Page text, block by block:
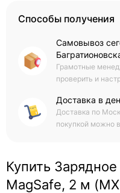
Способы получения
Самовывоз
Грамотные
проверить и
Доставка в
Доставка по
покупкой можно
Купить
MagSafe, 2 м